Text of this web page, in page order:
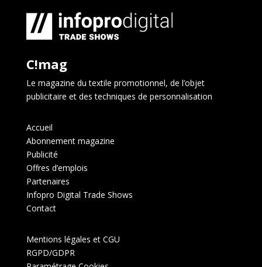
C!mag
Le magazine du textile promotionnel, de l’objet
publicitaire et des techniques de personnalisation
Accueil
Abonnement magazine
Publicité
Offres d’emplois
Partenaires
Infopro Digital Trade Shows
Contact
Mentions légales et CGU
RGPD/GDPR